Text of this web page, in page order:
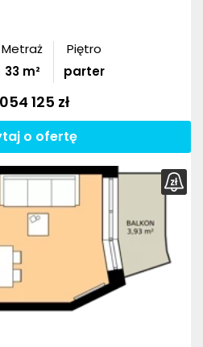
Metraż
33m²
Piętro
parter
125 zł
o ofertę